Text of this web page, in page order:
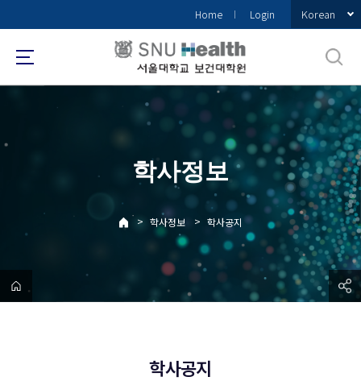
로
메
Home Login Korean
학사정보
> 학사정보 > 학사공지
학사공지